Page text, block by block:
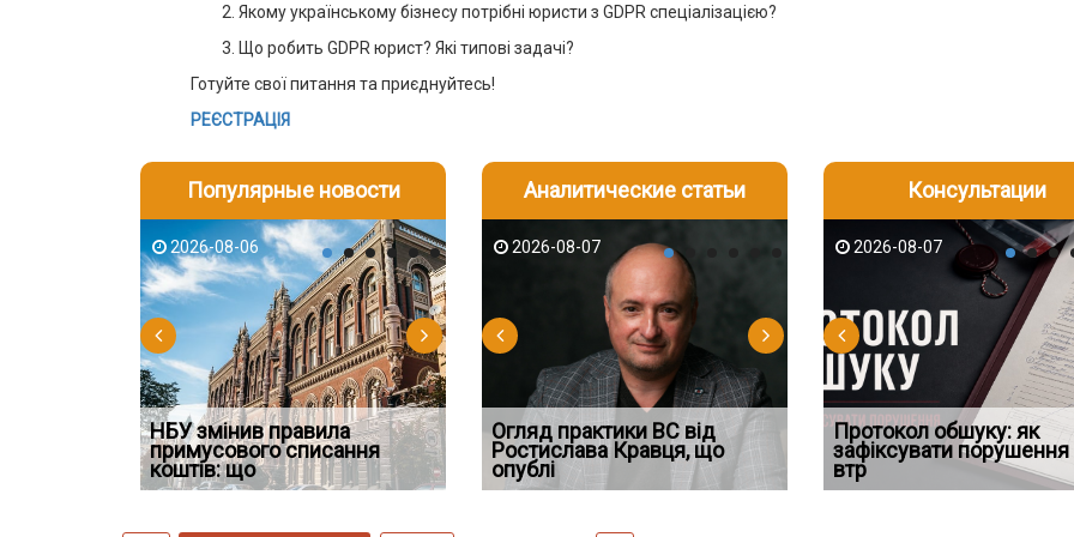
Якому українському бізнесу потрібні юристи з GDPR спеціалізацією?
Що робить GDPR юрист? Які типові задачі?
Готуйте свої питання та приєднуйтесь!
РЕЄСТРАЦІЯ
Популярные новости
2026-08-06
НБУ змінив правила
примусового списання
коштів: що
2026-08-06
Якщо суд встановив для
відшкодування шкоди
наявніс
2026-08-06
Документи, на яких не
проставляється апостиль:
Аналитические статьи
2026-08-03
ШІ в юридичній фірмі: де
технології вже замінюють
2026-08-07
Огляд практики ВС від
Ростислава Кравця, що
опублі
2026-08-04
Зловживання впливом за
статтею 369-2
Кримінального
Консультации
2026-08-05
Штраф, догана чи в’язниця:
що загрожує лікарю за р
2026-08-07
Протокол обшуку: як
зафіксувати порушення
втр
2026-07-30
Восьмий ААС
підтвердив, що
скас